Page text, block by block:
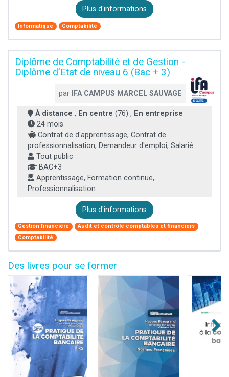
Plus d'informations
Informatique Comptabilité
Diplôme de Comptabilité et de Gestion -
Diplôme d’Etat de niveau 6 (Bac + 3)
par IFA CAMPUS MARCEL SAUVAGE
À distance , En centre (76) , En entreprise
24 mois
Contrat de d'apprentissage, Contrat de
professionnalisation, Demandeur d'emploi, Salarié...
Tout public
BAC+3
Apprentissage, Formation continue,
Professionnalisation
Plus d'informations
Gestion financière
Audit et contrôle comptables et financiers
Comptabilité
Des livres pour se former